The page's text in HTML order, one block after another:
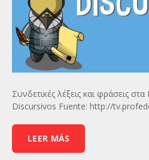
Συνδετικές λέξεις και φράσεις
Discursivos Fuente: http://
LEER MÁS